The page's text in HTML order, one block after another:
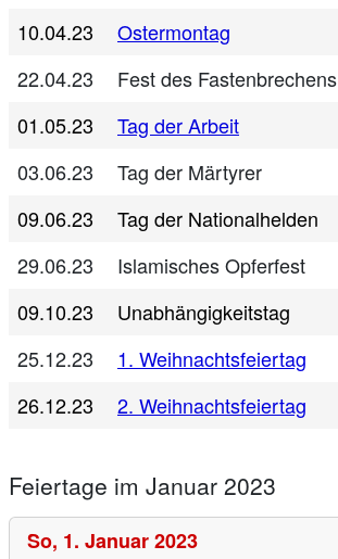
10.04.23
Ostermontag
22.04.23
Fest des Fastenbrechens
01.05.23
Tag der Arbeit
03.06.23
Tag der Märtyrer
09.06.23
Tag der Nationalhelden
29.06.23
Islamisches Opferfest
09.10.23
Unabhängigkeitstag
25.12.23
1. Weihnachtsfeiertag
26.12.23
2. Weihnachtsfeiertag
Feiertage im Januar 2023
So, 1. Januar 2023